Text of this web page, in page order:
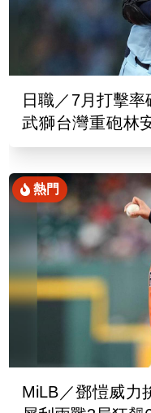
日職／7月打擊
武獅台灣重砲林
了
熱門
MiLB／鄧愷威力